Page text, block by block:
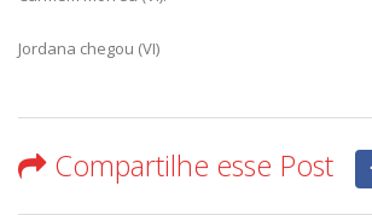
Jordana chegou (VI)
Compartilhe esse Post